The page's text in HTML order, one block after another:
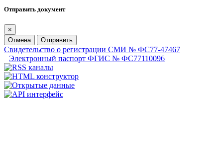
Отправить документ
×
Отмена
Отправить
Свидетельство о регистрации СМИ № ФС77-47467
Электронный паспорт ФГИС № ФС77110096